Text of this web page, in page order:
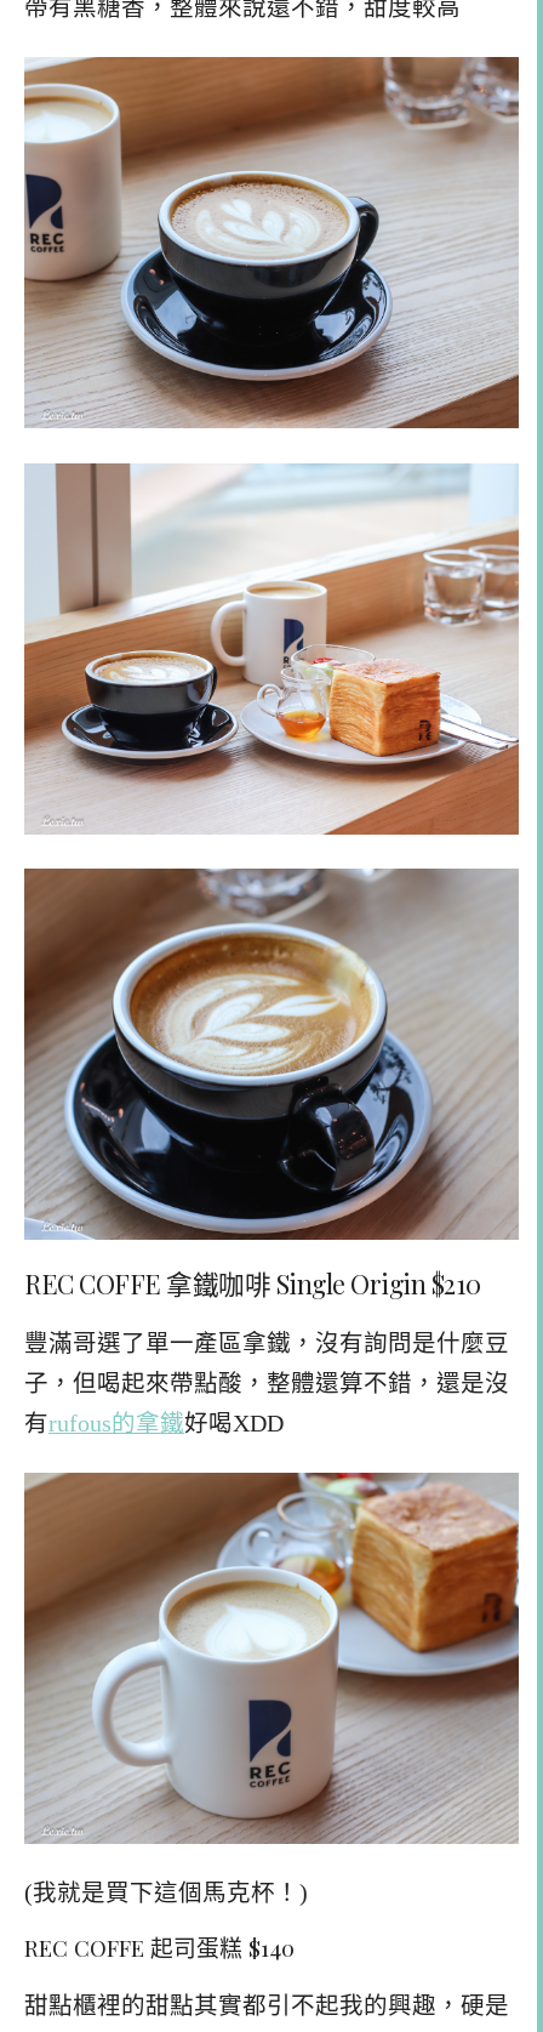
帶有黑糖香，整體來說還不錯，甜度較高
REC COFFE 拿鐵咖啡 Single Origin $210
豐滿哥選了單一產區拿鐵，沒有詢問是什麼豆
子，但喝起來帶點酸，整體還算不錯，還是沒
有rufous的拿鐵好喝XDD
(我就是買下這個馬克杯！)
REC COFFE 起司蛋糕 $140
甜點櫃裡的甜點其實都引不起我的興趣，硬是